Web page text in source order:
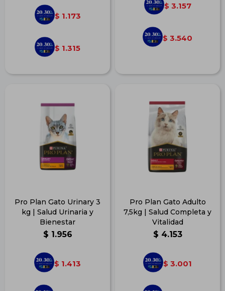
$ 1.173
$ 1.315
$ 3.157
$ 3.540
Pro Plan Gato Urinary 3
kg | Salud Urinaria y
Bienestar
$ 1.956
$ 1.413
Pro Plan Gato Adulto
7,5kg | Salud Completa y
Vitalidad
$ 4.153
$ 3.001